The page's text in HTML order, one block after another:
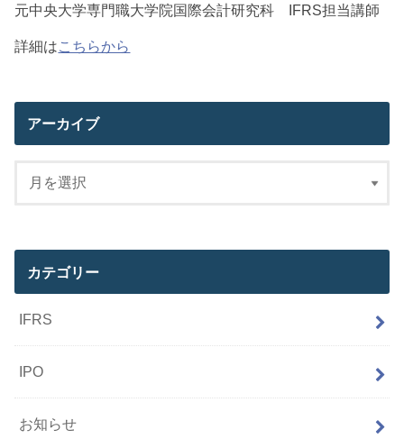
元中央大学専門職大学院国際会計研究科 IFRS担当講師
詳細はこちらから
アーカイブ
カテゴリー
IFRS
IPO
お知らせ